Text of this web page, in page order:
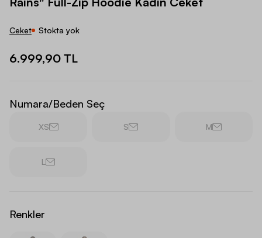
Ceket Stokta yok
6.999,90 TL
Numara/Beden Seç
XS S M
L
Renkler